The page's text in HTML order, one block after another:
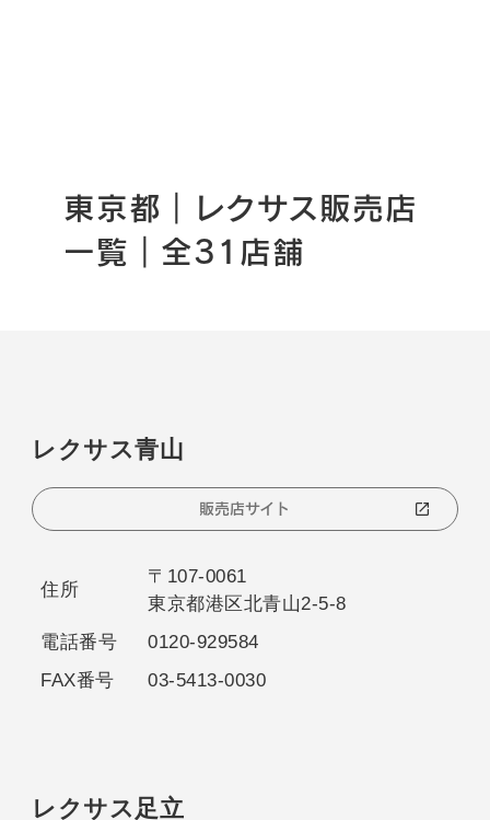
東京都｜レクサス販売店
一覧｜全31店舗
レクサス青山
販売店サイト
住所
〒107-0061
東京都港区北青山2-5-8
電話番号 0120-929584
FAX番号 03-5413-0030
レクサス足立